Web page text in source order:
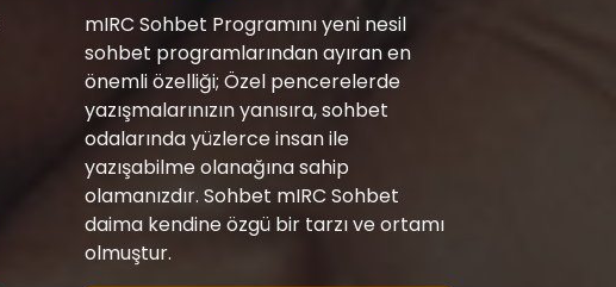
mIRC Sohbet Programını yeni nesil
sohbet programlarından ayıran en
önemli özelliği; Özel pencerelerde
yazışmalarınızın yanısıra, sohbet
odalarında yüzlerce insan ile
yazışabilme olanağına sahip
olamanızdır. Sohbet mIRC Sohbet
daima kendine özgü bir tarzı ve ortamı
olmuştur.